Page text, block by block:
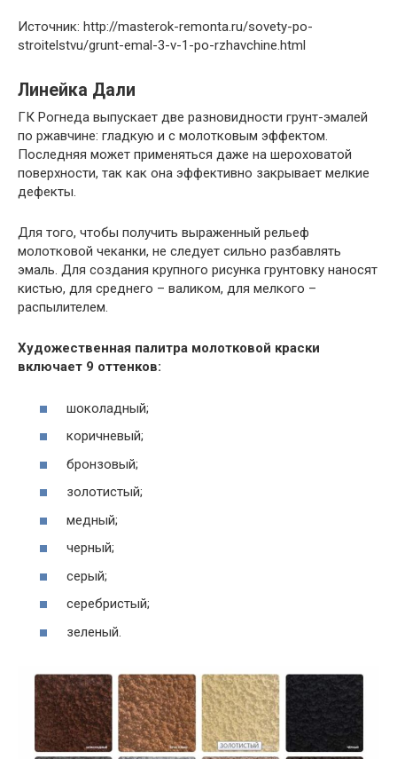
Источник: http://masterok-remonta.ru/sovety-po-
stroitelstvu/grunt-emal-3-v-1-po-rzhavchine.html
Линейка Дали
ГК Рогнеда выпускает две разновидности грунт-эмалей
по ржавчине: гладкую и с молотковым эффектом.
Последняя может применяться даже на шероховатой
поверхности, так как она эффективно закрывает мелкие
дефекты.
Для того, чтобы получить выраженный рельеф
молотковой чеканки, не следует сильно разбавлять
эмаль. Для создания крупного рисунка грунтовку наносят
кистью, для среднего – валиком, для мелкого –
распылителем.
Художественная палитра молотковой краски
включает 9 оттенков:
шоколадный;
коричневый;
бронзовый;
золотистый;
медный;
черный;
серый;
серебристый;
зеленый.